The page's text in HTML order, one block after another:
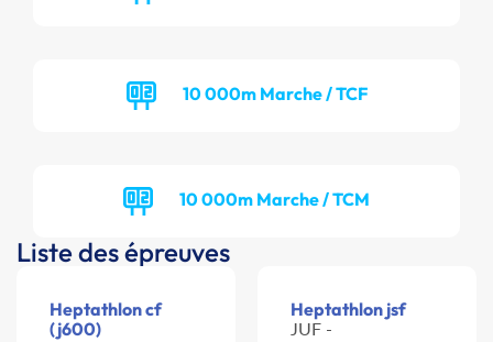
10 000m Marche / TCF
10 000m Marche / TCM
Liste des épreuves
Heptathlon cf
(j600)
Heptathlon jsf
JUF -